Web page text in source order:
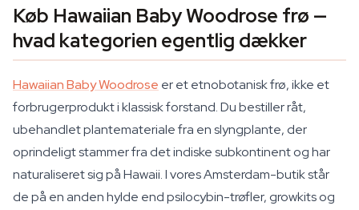
Køb Hawaiian Baby Woodrose frø —
hvad kategorien egentlig dækker
Hawaiian Baby Woodrose er et etnobotanisk frø, ikke et
forbrugerprodukt i klassisk forstand. Du bestiller råt,
ubehandlet plantemateriale fra en slyngplante, der
oprindeligt stammer fra det indiske subkontinent og har
naturaliseret sig på Hawaii. I vores Amsterdam-butik står
de på en anden hylde end psilocybin-trøfler, growkits og